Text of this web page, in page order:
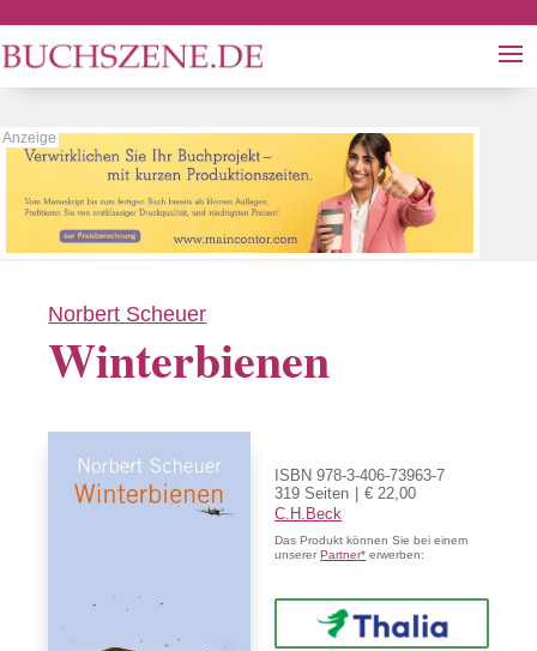
Norbert Scheuer
Winterbienen
ISBN 978-3-406-73963-7
319 Seiten
€ 22,00
C.H.Beck
Das Produkt können Sie bei einem
unsererPartner* erwerben:
Thalia